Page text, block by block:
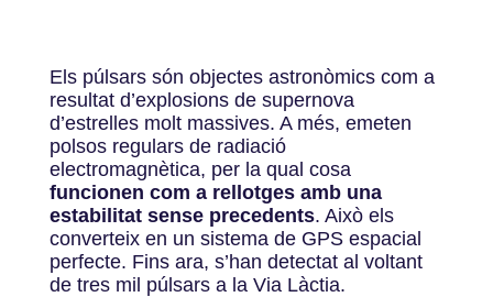
Els púlsars són objectes astronòmics com a
resultat d’explosions de supernova
d’estrelles molt massives. A més, emeten
polsos regulars de radiació
electromagnètica, per la qual cosa
funcionen com a rellotges amb una
estabilitat sense precedents. Això els
converteix en un sistema de GPS espacial
perfecte. Fins ara, s’han detectat al voltant
de tres mil púlsars a la Via Làctia.